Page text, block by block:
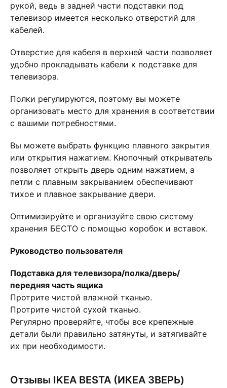
рукой, ведь в задней части подставки под
телевизор имеется несколько отверстий для
кабелей.
Отверстие для кабеля в верхней части позволяет
удобно прокладывать кабели к подставке для
телевизора.
Полки регулируются, поэтому вы можете
организовать место для хранения в соответствии
с вашими потребностями.
Вы можете выбрать функцию плавного закрытия
или открытия нажатием. Кнопочный открыватель
позволяет открыть дверь одним нажатием, а
петли с плавным закрыванием обеспечивают
тихое и плавное закрывание двери.
Оптимизируйте и организуйте свою систему
хранения БЕСТО с помощью коробок и вставок.
Руководство пользователя
Подставка для телевизора/полка/дверь/
передняя часть ящика
Протрите чистой влажной тканью.
Протрите чистой сухой тканью.
Регулярно проверяйте, чтобы все крепежные
детали были правильно затянуты, и затягивайте
их при необходимости.
Отзывы IKEA BESTA (ИКЕА ЗВЕРЬ)